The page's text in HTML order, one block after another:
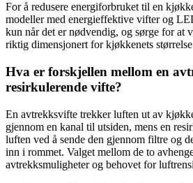
For å redusere energiforbruket til en
modeller med energieffektive vifter og
kun når det er nødvendig, og sørge for at
riktig dimensjonert for kjøkkenets
Hva er forskjellen mellom en
resirkulerende vifte?
En avtrekksvifte trekker luften ut av
gjennom en kanal til utsiden, mens en
luften ved å sende den gjennom filtre og
inn i rommet. Valget mellom de to
avtrekksmuligheter og behovet for